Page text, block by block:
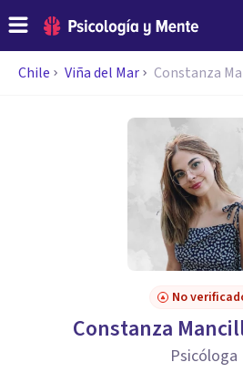
Chile Viña del Mar Constanza
No
Constanza
Psicóloga